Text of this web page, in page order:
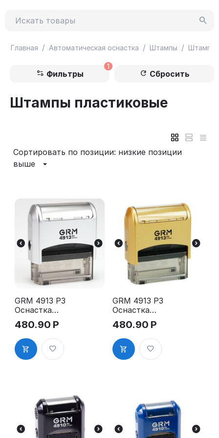
Главная / Автоматическая оснастка / Штампы / Штампы
1
Фильтры Сбросить
Штампы пластиковые
Сортировать по позиции: низкие позиции
выше
GRM 4913 P3
Оснастка
для штампа,
59х23мм,
серебрянны
й корпус
480.90 Р
GRM 4913 P3
Оснастка
для штампа,
59х23мм,
золотой
корпус
480.90 Р